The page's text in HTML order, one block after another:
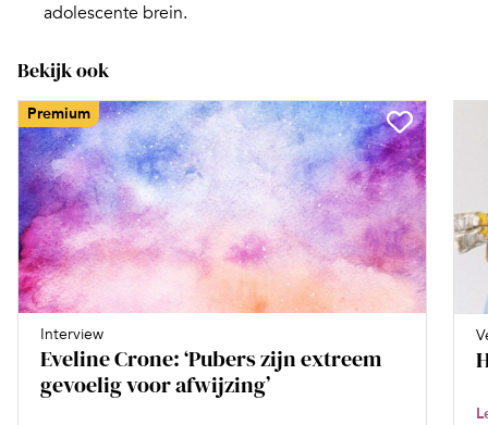
adolescente brein.
Bekijk ook
Premium
Interview
Eveline Crone: ‘Pubers zijn extreem
gevoelig voor afwijzing’